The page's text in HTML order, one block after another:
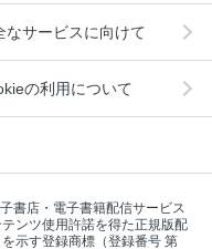
なサービスに向けて
の利用について
書店・電子書籍配信サービス
ンツ使用許諾を得た正規版配
示す登録商標（登録番号 第